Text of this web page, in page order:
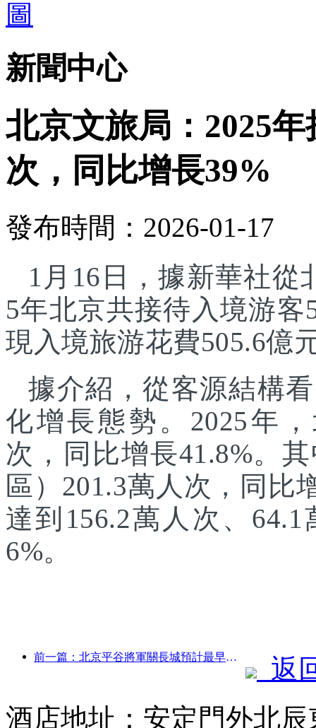
新聞中心
北京文旅局：2025
次，同比增長39%
發布時間：2026-01-17
1月16日，據新華社從
5年北京共接待入境游客
現入境旅游花費505.6億
據介紹，從客源結構
化增長態勢。2025年
次，同比增長41.8%。
區）201.3萬人次，同比
達到156.2萬人次、
6%。
前一篇：北京平谷將軍關長城預計最早于2026年底開門迎客
返
酒店地址：安定門外北